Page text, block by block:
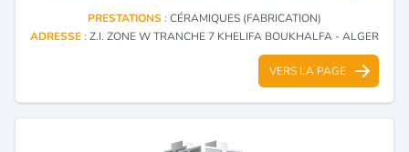
PRESTATIONS :CÉRAMIQUES (FABRICATION)
ADRESSE :Z.I. ZONE W TRANCHE 7 KHELIFA BOUKHALFA - ALGER
VERS LA PAGE